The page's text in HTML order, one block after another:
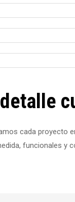
cada proyecto
funcionales y